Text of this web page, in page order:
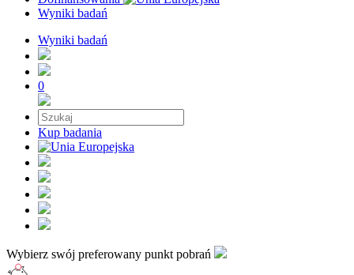
Wyniki badań
Wyniki badań
0
Kup badania
Wybierz swój preferowany punkt pobrań